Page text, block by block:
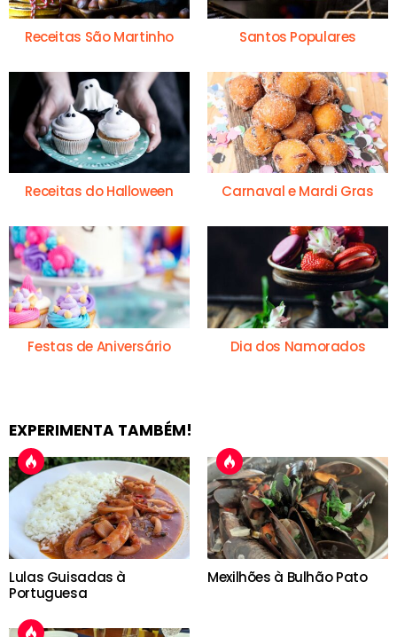
Receitas São Martinho Santos Populares
Receitas do Halloween Carnaval e Mardi Gras
Festas de Aniversário Dia dos Namorados
EXPERIMENTA TAMBÉM!
Lulas Guisadas à
Portuguesa
Mexilhões à Bulhão Pato